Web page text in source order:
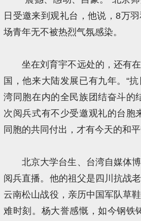
日受邀来到观礼台，他说，8万
场青年无不被热烈气氛感染。
坐在刘育宇不远处的，还有
国，他来大陆发展已有九年。“
湾同胞在内的全民族团结奋斗的
次阅兵式有不少受邀观礼的台胞
同胞的共同付出，才有今天的和平
北京大学台生、台湾自媒体
阅兵直播。他的祖父是四川抗战
云南松山战役，亲历中国军队草
难时刻。杨大誉感慨，如今钢铁